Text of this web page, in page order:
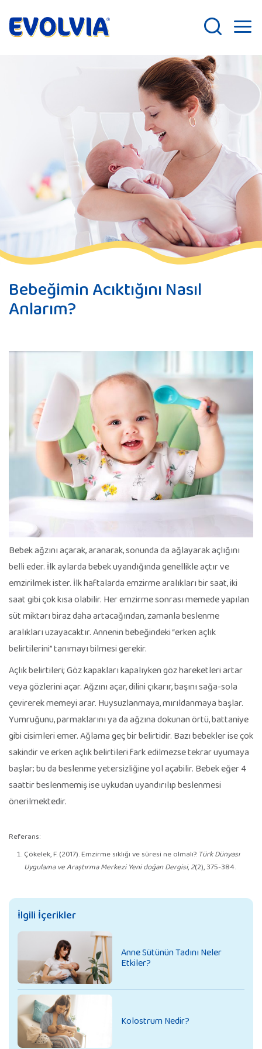
Bebeğimin Acıktığını Nasıl
Anlarım?
Bebek ağzını açarak, aranarak, sonunda da ağlayarak açlığını
belli eder. İlk aylarda bebek uyandığında genellikle açtır ve
emzirilmek ister. İlk haftalarda emzirme aralıkları bir saat, iki
saat gibi çok kısa olabilir. Her emzirme sonrası memede yapılan
süt miktarı biraz daha artacağından, zamanla beslenme
aralıkları uzayacaktır. Annenin bebeğindeki “erken açlık
belirtilerini” tanımayı bilmesi gerekir.
Açlık belirtileri; Göz kapakları kapalıyken göz hareketleri artar
veya gözlerini açar. Ağzını açar, dilini çıkarır, başını sağa-sola
çevirerek memeyi arar. Huysuzlanmaya, mırıldanmaya başlar.
Yumruğunu, parmaklarını ya da ağzına dokunan örtü, battaniye
gibi cisimleri emer. Ağlama geç bir belirtidir. Bazı bebekler ise çok
sakindir ve erken açlık belirtileri fark edilmezse tekrar uyumaya
başlar; bu da beslenme yetersizliğine yol açabilir. Bebek eğer 4
saattir beslenmemiş ise uykudan uyandırılıp beslenmesi
önerilmektedir.
Referans:
Çökelek, F. (2017). Emzirme sıklığı ve süresi ne olmalı?. Türk Dünyası
Uygulama ve Araştırma Merkezi Yeni doğan Dergisi,2(2), 375-384.
İlgili İçerikler
Anne Sütünün Tadını Neler
Etkiler?
Kolostrum Nedir?